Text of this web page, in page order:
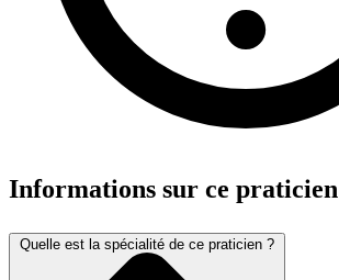
Informations sur ce praticien
Quelle est la spécialité de ce praticien ?